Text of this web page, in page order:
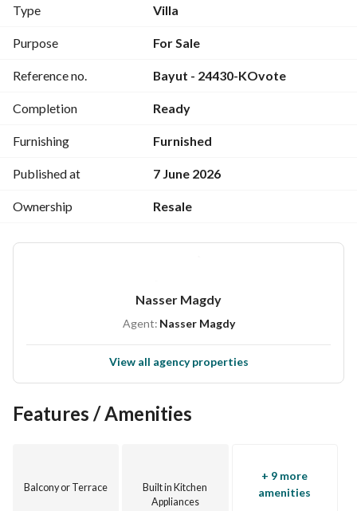
‎السعر مغرى جدا لسرعة البيع
للتواصل وعمل معاينة ومعرفة التفاصيل برجاء الاتصال
Type Villa
Purpose For Sale
Reference no. Bayut - 24430-KOvote
Completion Ready
Furnishing Furnished
Published at 7 June 2026
Ownership Resale
Nasser Magdy
Agent: Nasser Magdy
View all agency properties
Features / Amenities
Balcony or Terrace
Built in Kitchen
Appliances
+ 9 more
amenities